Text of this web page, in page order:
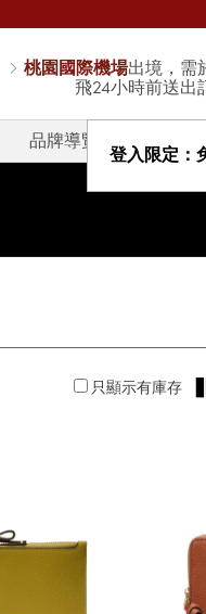
桃園國際機場出境，需
飛24小時前送出
登入限定：
品牌導覽 V-STORY
只顯示有庫存